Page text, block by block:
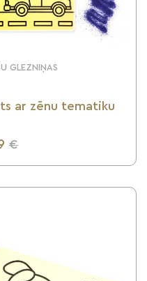
GLEZNIŅAS
ar zēnu tematiku
€